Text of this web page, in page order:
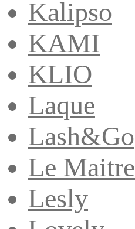
Kalipso
KAMI
KLIO
Laque
Lash&Go
Le Maitre
Lesly